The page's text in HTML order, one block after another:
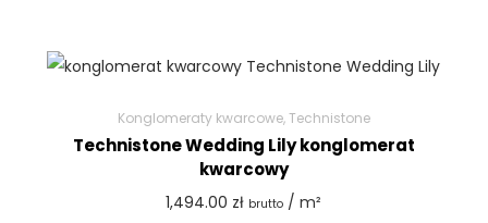
Konglomeraty kwarcowe,Technistone
Technistone Wedding Lily konglomerat
kwarcowy
1,494.00 zł brutto / m²